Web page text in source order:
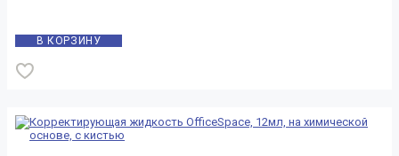
В КОРЗИНУ